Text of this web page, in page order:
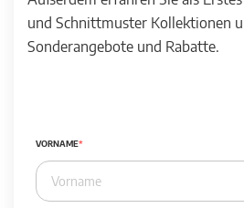
und Schnittmuster Kollektionen
Sonderangebote und Rabatte.
VORNAME